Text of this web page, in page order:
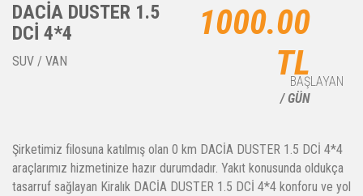
DACİA DUSTER 1.5
DCİ 4*4
SUV / VAN
1000.00
TL
BAŞLAYAN
/ GÜN
Şirketimiz filosuna katılmış olan 0 km DACİA DUSTER 1.5 DCİ 4*4
araçlarımız hizmetinize hazır durumdadır. Yakıt konusunda oldukça
tasarruf sağlayan Kiralık DACİA DUSTER 1.5 DCİ 4*4 konforu ve yol